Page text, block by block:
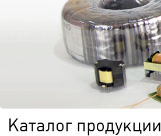
Каталог продукции